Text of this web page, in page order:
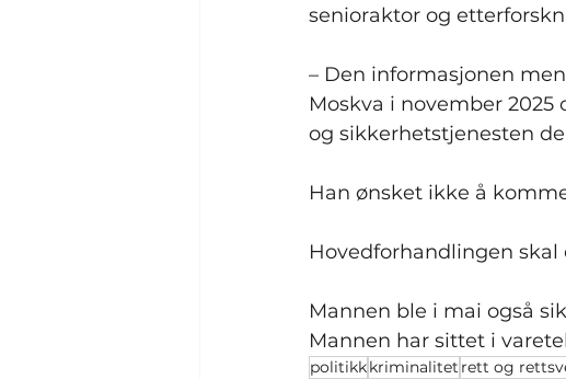
senioraktor og
– Den informasjonen
Moskva i november
og sikkerhetstjenesten
Han ønsket ikke å
Hovedforhandlingen
Mannen ble i mai også
Mannen har sittet i
politikkkriminalitet rett og